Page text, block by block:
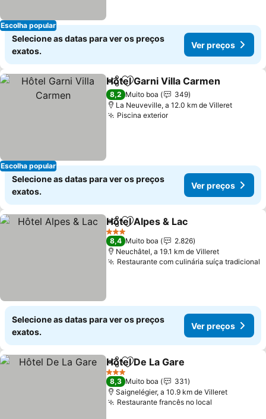
Escolha popular
Selecione as datas para ver os preços
exatos.
Ver preços
Escolha popular
PartilharAdicionar aos favoritos
Hôtel Garni Villa Carmen
8,2 Muito boa
349
La Neuveville, a 12.0 km de Villeret
Piscina exterior
Selecione as datas para ver os preços
exatos.
Ver preços
PartilharAdicionar aos favoritos
Hôtel Alpes & Lac
3 Estrelas
8,4 Muito boa
2.826
Neuchâtel, a 19.1 km de Villeret
Restaurante com culinária suíça tradicional
Selecione as datas para ver os preços
exatos.
Ver preços
PartilharAdicionar aos favoritos
Hôtel De La Gare
3 Estrelas
8,3 Muito boa
331
Saignelégier, a 10.9 km de Villeret
Restaurante francês no local